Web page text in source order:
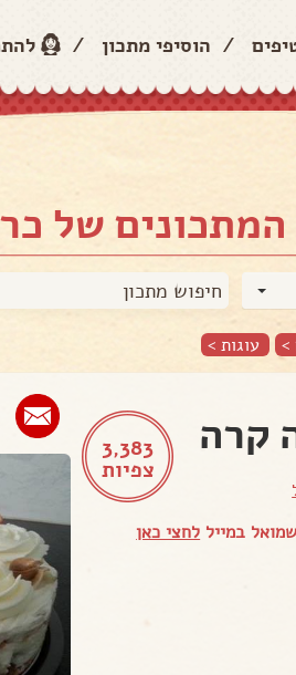
/ הוסיפי מתכון /
של
> עוגות >
3,383
צפיות
קרה
במייל לחצי כאן